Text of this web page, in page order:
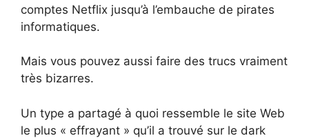
comptes Netflix jusqu’à l’embauche de pirates
informatiques.
Mais vous pouvez aussi faire des trucs vraiment
très bizarres.
Un type a partagé à quoi ressemble le site Web
le plus « effrayant » qu’il a trouvé sur le dark